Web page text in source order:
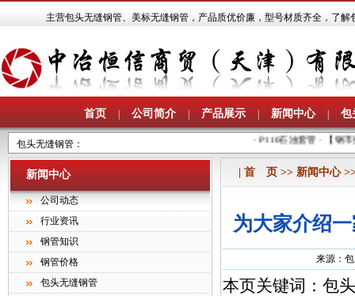
主营包头无缝钢管、 美标无缝钢管 ，产品质优价廉，型号材质齐全，了解
首页 公司简介 产品展示 新闻中心| 包
包头无缝钢管 ： P110石油套管· 【钢市
新闻中心
公司动态
行业资讯
钢管知识
钢管价格
包头无缝钢管
| 首 页 >> 新闻中心
为大家介绍
来源：
本页关键词：包